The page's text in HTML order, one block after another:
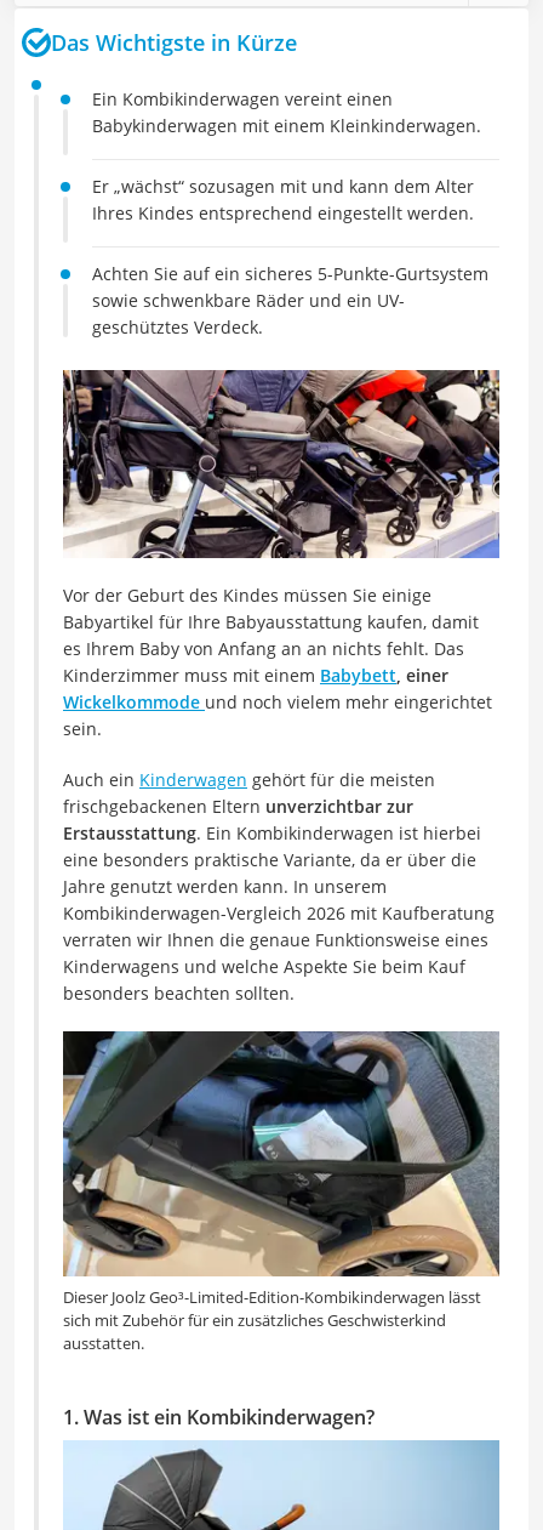
Das Wichtigste in Kürze
Ein Kombikinderwagen vereint einen
Babykinderwagen mit einem Kleinkinderwagen.
Er „wächst“ sozusagen mit und kann dem Alter
Ihres Kindes entsprechend eingestellt werden.
Achten Sie auf ein sicheres 5-Punkte-Gurtsystem
sowie schwenkbare Räder und ein UV-
geschütztes Verdeck.
Vor der Geburt des Kindes müssen Sie einige
Babyartikel für Ihre Babyausstattung kaufen, damit
es Ihrem Baby von Anfang an an nichts fehlt. Das
Kinderzimmer muss mit einem Babybett, einer
Wickelkommode und noch vielem mehr eingerichtet
sein.
Auch ein Kinderwagen gehört für die meisten
frischgebackenen Eltern unverzichtbar zur
Erstausstattung. Ein Kombikinderwagen ist hierbei
eine besonders praktische Variante, da er über die
Jahre genutzt werden kann. In unserem
Kombikinderwagen-Vergleich 2026 mit Kaufberatung
verraten wir Ihnen die genaue Funktionsweise eines
Kinderwagens und welche Aspekte Sie beim Kauf
besonders beachten sollten.
Dieser Joolz Geo³-Limited-Edition-Kombikinderwagen lässt
sich mit Zubehör für ein zusätzliches Geschwisterkind
ausstatten.
1. Was ist ein Kombikinderwagen?